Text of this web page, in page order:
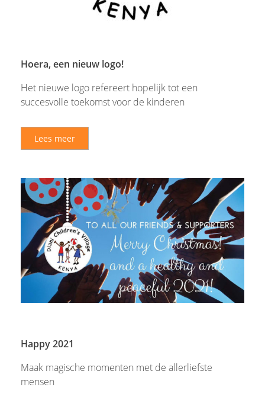
Hoera, een nieuw logo!
Het nieuwe logo refereert hopelijk tot een
succesvolle toekomst voor de kinderen
Lees meer
Happy 2021
Maak magische momenten met de allerliefste
mensen